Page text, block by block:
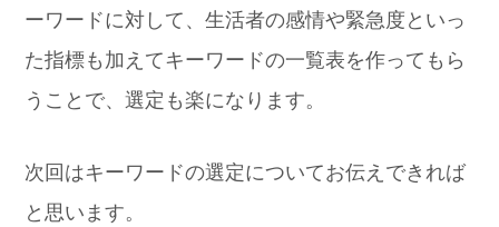
ーワードに対して、生活者の感情や緊急度といっ
た指標も加えてキーワードの一覧表を作ってもら
うことで、選定も楽になります。
次回はキーワードの選定についてお伝えできれば
と思います。